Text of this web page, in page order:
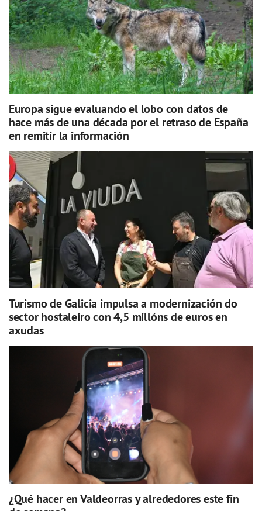
Europa sigue evaluando el lobo con datos de
hace más de una década por el retraso de España
en remitir la información
Turismo de Galicia impulsa a modernización do
sector hostaleiro con 4,5 millóns de euros en
axudas
¿Qué hacer en Valdeorras y alrededores este fin